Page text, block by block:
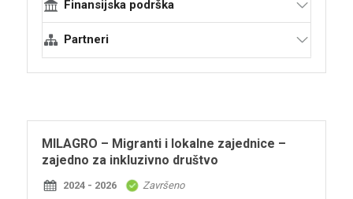
Finansijska podrška
Ministarstvo spoljnih poslova Savezne
Partneri
MILAGRO – Migranti i lokalne zajednice –
zajedno za inkluzivno društvo
2024 - 2026 Završeno